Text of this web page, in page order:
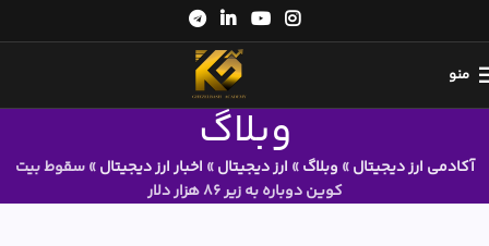
منو
وبلاگ
آکادمی ارز دیجیتال» وبلاگ» ارز دیجیتال» اخبار ارز دیجیتال»سقوط بیت
کوین دوباره به زیر 86 هزار دلار